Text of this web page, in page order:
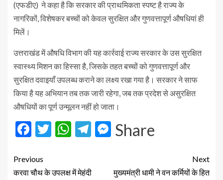
(एफडीए) ने कहा है कि सरकार की प्राथमिकता स्पष्ट है राज्य के
नागरिकों, विशेषकर बच्चों को केवल सुरक्षित और गुणवत्तापूर्ण औषधियां ही
मिलें।
उत्तराखंड में औषधि विभाग की यह कार्रवाई राज्य सरकार के उस सुरक्षित
स्वास्थ्य मिशन का हिस्सा है, जिसके तहत बच्चों को गुणवत्तापूर्ण और
सुरक्षित दवाइयाँ उपलब्ध कराने का लक्ष्य रखा गया है। सरकार ने साफ
किया है यह अभियान तब तक जारी रहेगा, जब तक प्रदेश से असुरक्षित
औषधियों का पूर्ण उन्मूलन नहीं हो जाता।
Facebook
Twitter
WhatsApp
Telegram
Messenger
Share
Previous
करवा चौथ के उपलक्ष में मेहंदी
Next
मुख्यमंत्री धामी ने वन कर्मियों के हित